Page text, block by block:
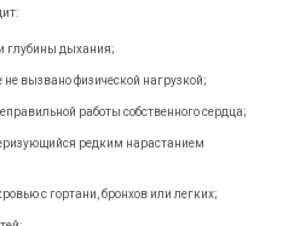
глубины дыхания;
не вызвано физической нагрузкой;
работы собственного сердца;
редким нарастанием
с гортани, бронхов или легких;